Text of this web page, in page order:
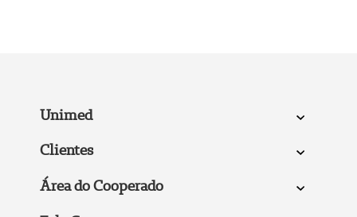
Unimed
Clientes
Área do Cooperado